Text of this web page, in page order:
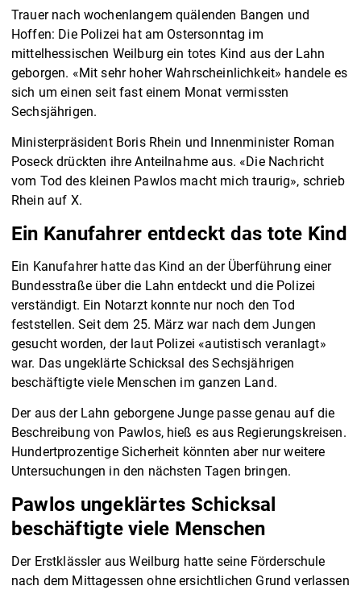
Trauer nach wochenlangem quälenden Bangen und
Hoffen: Die Polizei hat am Ostersonntag im
mittelhessischen Weilburg ein totes Kind aus der Lahn
geborgen. «Mit sehr hoher Wahrscheinlichkeit» handele es
sich um einen seit fast einem Monat vermissten
Sechsjährigen.
Ministerpräsident Boris Rhein und Innenminister Roman
Poseck drückten ihre Anteilnahme aus. «Die Nachricht
vom Tod des kleinen Pawlos macht mich traurig», schrieb
Rhein auf X.
Ein Kanufahrer entdeckt das tote Kind
Ein Kanufahrer hatte das Kind an der Überführung einer
Bundesstraße über die Lahn entdeckt und die Polizei
verständigt. Ein Notarzt konnte nur noch den Tod
feststellen. Seit dem 25. März war nach dem Jungen
gesucht worden, der laut Polizei «autistisch veranlagt»
war. Das ungeklärte Schicksal des Sechsjährigen
beschäftigte viele Menschen im ganzen Land.
Der aus der Lahn geborgene Junge passe genau auf die
Beschreibung von Pawlos, hieß es aus Regierungskreisen.
Hundertprozentige Sicherheit könnten aber nur weitere
Untersuchungen in den nächsten Tagen bringen.
Pawlos ungeklärtes Schicksal
beschäftigte viele Menschen
Der Erstklässler aus Weilburg hatte seine Förderschule
nach dem Mittagessen ohne ersichtlichen Grund verlassen